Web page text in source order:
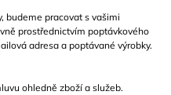
budeme pracovat s vašimi
prostřednictvím poptávkového
adresa a poptávané výrobky.
ohledně zboží a služeb.